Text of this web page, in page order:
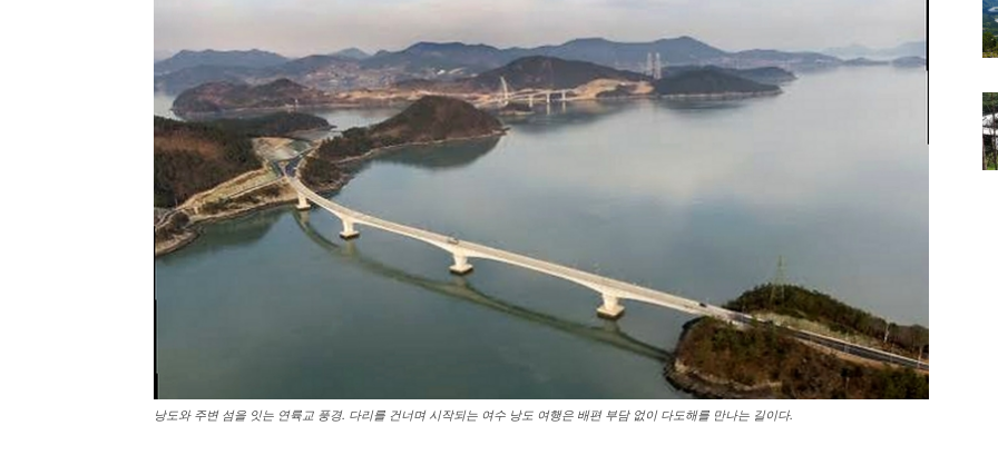
낭도와 주변 섬을 잇는 연륙교 풍경. 다리를 건너며 시작되는 여수 낭도 여행은 배편 부담 없이 다도해를 만나는 길이다.